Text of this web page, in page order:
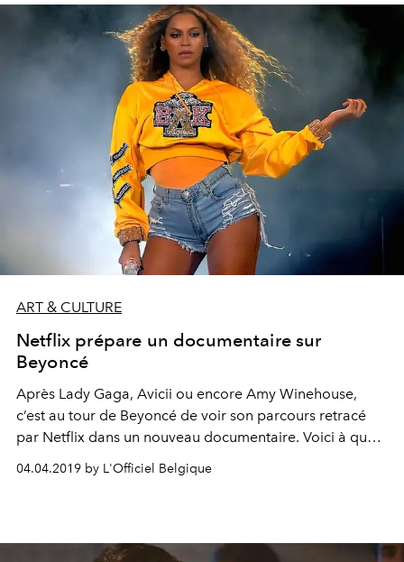
dramatique "Tu emmènerais qui sur une île déserte ?", à
voir dès le 12 avril prochain. Rencontre.
ART & CULTURE
Netflix prépare un documentaire sur
Beyoncé
Après Lady Gaga, Avicii ou encore Amy Winehouse,
c’est au tour de Beyoncé de voir son parcours retracé
par Netflix dans un nouveau documentaire. Voici à quoi
il faut s’attendre.
04.04.2019 by L'Officiel Belgique